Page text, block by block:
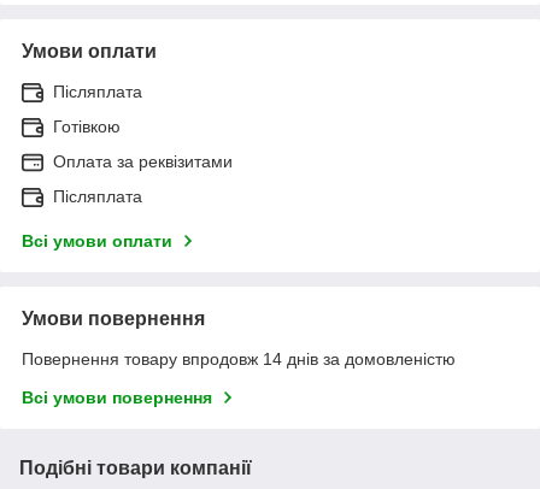
Умови оплати
Післяплата
Готівкою
Оплата за реквізитами
Післяплата
Всі умови оплати
Умови повернення
Повернення товару впродовж 14 днів за домовленістю
Всі умови повернення
Подібні товари компанії